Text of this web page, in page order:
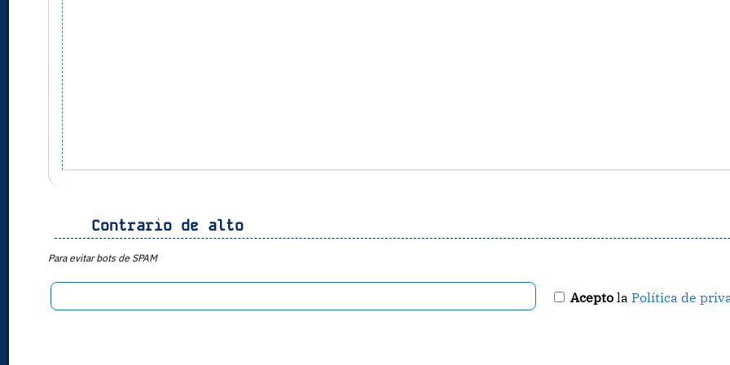
Contrario de alto
Para evitar bots de SPAM
Aceptola Política de